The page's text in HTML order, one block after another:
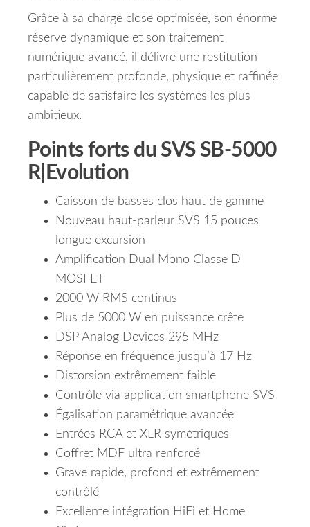
Grâce à sa charge close optimisée, son énorme
réserve dynamique et son traitement
numérique avancé, il délivre une restitution
particulièrement profonde, physique et raffinée
capable de satisfaire les systèmes les plus
ambitieux.
Points forts du SVS SB-5000
R|Evolution
Caisson de basses clos haut de gamme
Nouveau haut-parleur SVS 15 pouces
longue excursion
Amplification Dual Mono Classe D
MOSFET
2000 W RMS continus
Plus de 5000 W en puissance crête
DSP Analog Devices 295 MHz
Réponse en fréquence jusqu’à 17 Hz
Distorsion extrêmement faible
Contrôle via application smartphone SVS
Égalisation paramétrique avancée
Entrées RCA et XLR symétriques
Coffret MDF ultra renforcé
Grave rapide, profond et extrêmement
contrôlé
Excellente intégration HiFi et Home